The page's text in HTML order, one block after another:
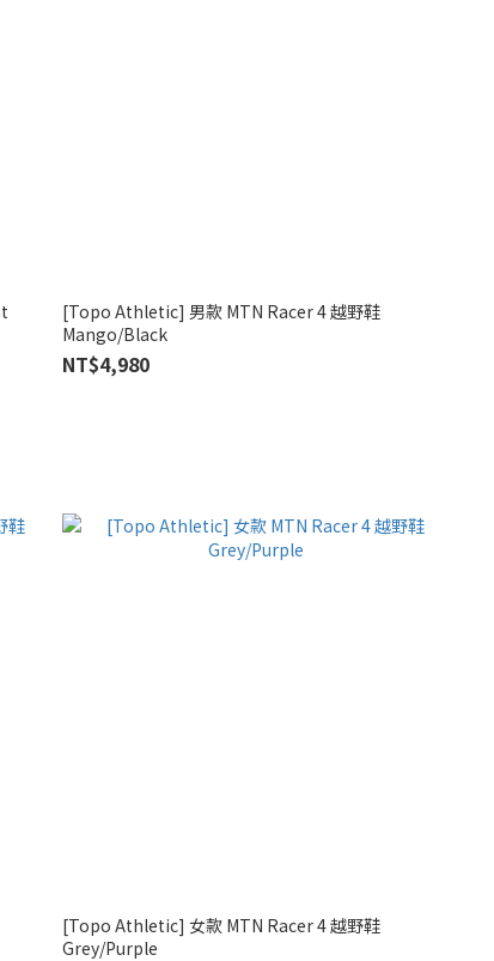
[Topo Athletic] 男款 MTN Racer 4 越野鞋
Mango/Black
NT$4,980
[Topo Athletic] 女款 MTN Racer 4 越野鞋
Grey/Purple